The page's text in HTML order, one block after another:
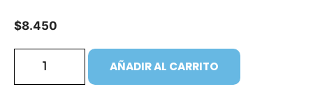
$8.450
AÑADIR AL CARRITO